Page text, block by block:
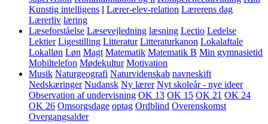
Kunstig intelligens l Lærer-elev-relation Lærerens dag
Lærerliv læring
Læseforståelse Læsevejledning læsning Lectio Ledelse
Lektier Ligestilling Litteratur Litteraturkanon Lokalaftale
Lokalløn Løn Magt Matematik Matematik B Min gymnasietid
Mobiltelefon Mødekultur Motivation
Musik Naturgeografi Naturvidenskab navneskift
Nedskæringer Nudansk Ny lærer Nyt skoleår - nye ideer
Observation af undervisning OK 13 OK 15 OK 21 OK 24
OK 26 Omsorgsdage optag Ordblind Overenskomst
Overgangsalder